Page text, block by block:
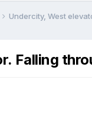
Undercity, West
Falling